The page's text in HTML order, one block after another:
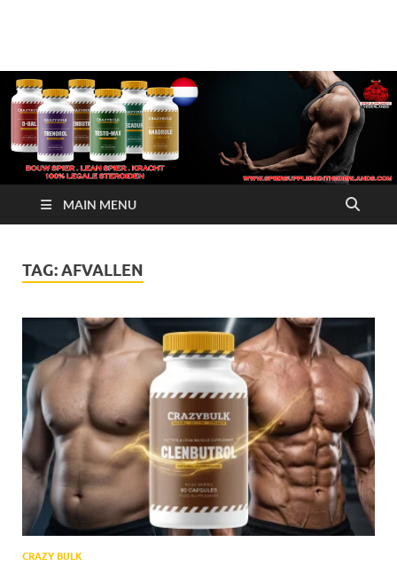
Crazy Bulk Nederland
– 100% Legale
Steroïden
Alternatieven
MAIN MENU
TAG:AFVALLEN
CRAZY BULK